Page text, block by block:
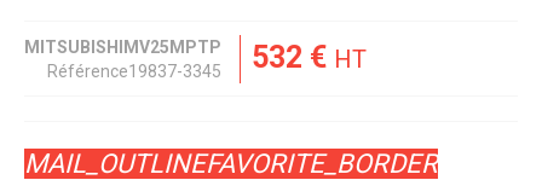
MITSUBISHIMV25MPTP
Référence19837-3345 532 € HT
FAVORITE_BORDER
MAIL_OUTLINE